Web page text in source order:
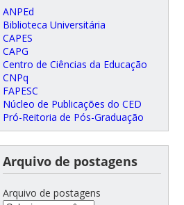
ANPEd
Biblioteca Universitária
CAPES
CAPG
Centro de Ciências da Educação
CNPq
FAPESC
Núcleo de Publicações do CED
Pró-Reitoria de Pós-Graduação
Arquivo de postagens
Arquivo de postagens